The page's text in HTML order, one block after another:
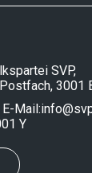
SVP,
3001
E-Mail:
Y